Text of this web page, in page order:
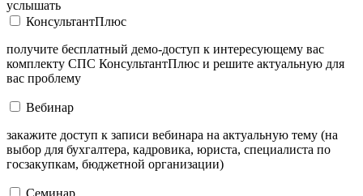
услышать
КонсультантПлюс
получите бесплатный демо-доступ к интересующему вас
комплекту СПС КонсультантПлюс и решите актуальную для
вас проблему
Вебинар
закажите доступ к записи вебинара на актуальную тему (на
выбор для бухгалтера, кадровика, юриста, специалиста по
госзакупкам, бюджетной организации)
Семинар